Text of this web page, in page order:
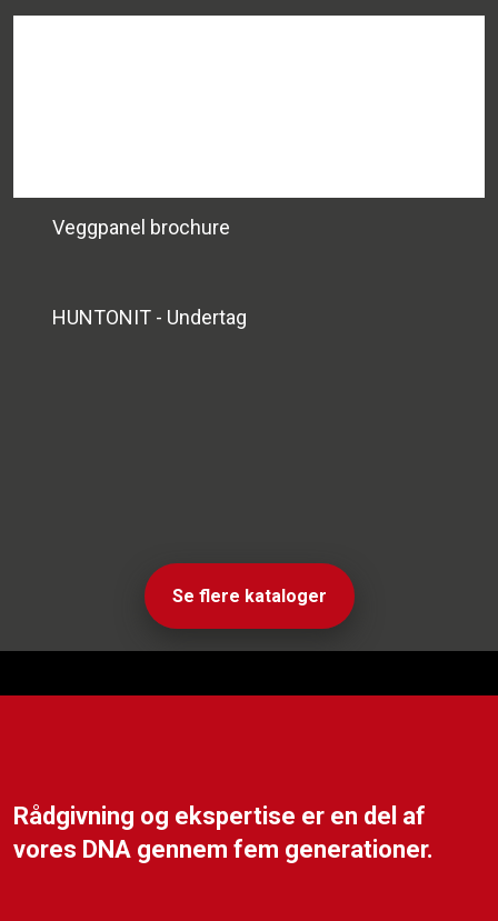
Veggpanel brochure
HUNTONIT - Undertag
Se flere kataloger
Rådgivning og ekspertise er en del af
vores DNA gennem fem generationer.